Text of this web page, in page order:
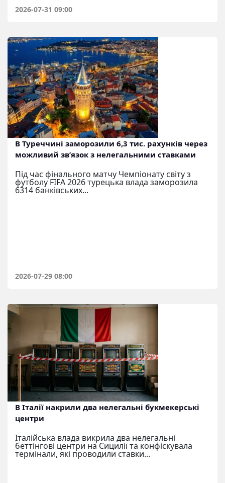
2026-07-31 09:00
В Туреччині заморозили 6,3 тис. рахунків через
можливий зв’язок з нелегальними ставками
Під час фінального матчу Чемпіонату світу з
футболу FIFA 2026 турецька влада заморозила
6314 банківських...
2026-07-29 08:00
В Італії накрили два нелегальні букмекерські
центри
Італійська влада викрила два нелегальні
беттінгові центри на Сицилії та конфіскувала
термінали, які проводили ставки...